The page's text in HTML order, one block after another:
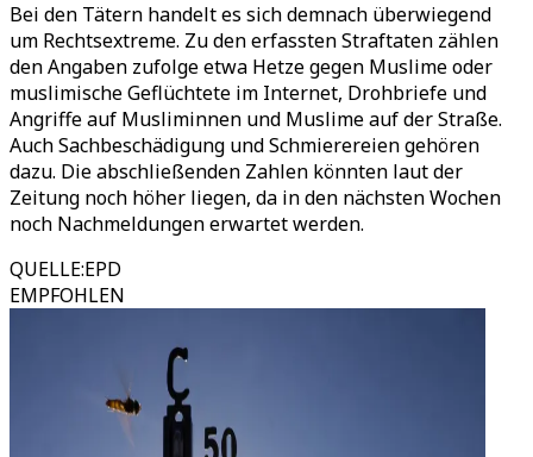
Bei den Tätern handelt es sich demnach überwiegend
um Rechtsextreme. Zu den erfassten Straftaten zählen
den Angaben zufolge etwa Hetze gegen Muslime oder
muslimische Geflüchtete im Internet, Drohbriefe und
Angriffe auf Musliminnen und Muslime auf der Straße.
Auch Sachbeschädigung und Schmierereien gehören
dazu. Die abschließenden Zahlen könnten laut der
Zeitung noch höher liegen, da in den nächsten Wochen
noch Nachmeldungen erwartet werden.
QUELLE:EPD
EMPFOHLEN